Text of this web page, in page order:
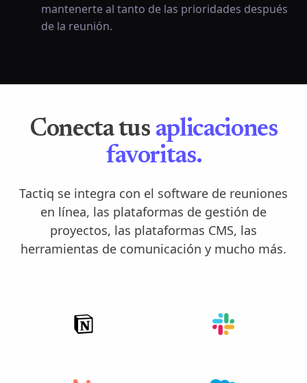
mantenerte al tanto de las prioridades después
de la reunión.
Conecta tus aplicaciones
favoritas.
Tactiq se integra con el software de reuniones
en línea, las plataformas de gestión de
proyectos, las plataformas CMS, las
herramientas de comunicación y mucho más.